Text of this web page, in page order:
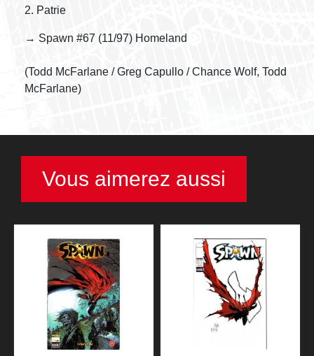
2. Patrie
→ Spawn #67 (11/97) Homeland
(Todd McFarlane / Greg Capullo / Chance Wolf, Todd
McFarlane)
Vous aimerez aussi